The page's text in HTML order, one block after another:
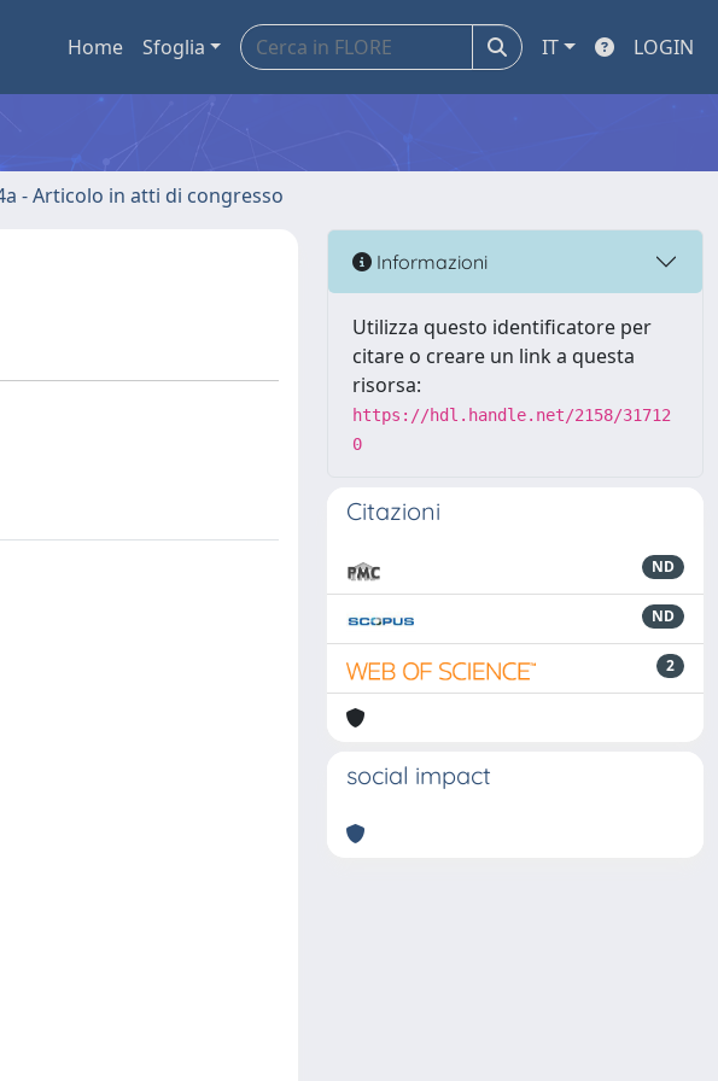
Home Sfoglia IT LOGIN
- Articolo in atti di congresso
Informazioni
Utilizza questo identificatore per
citare o creare un link a questa
risorsa:
https://hdl.handle.net/2158/31712
0
Citazioni
ND
ND
2
social impact